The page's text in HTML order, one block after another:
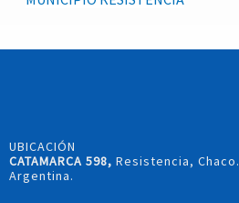
UBICACIÓN
CATAMARCA 598, Resistencia, Chaco.
Argentina.